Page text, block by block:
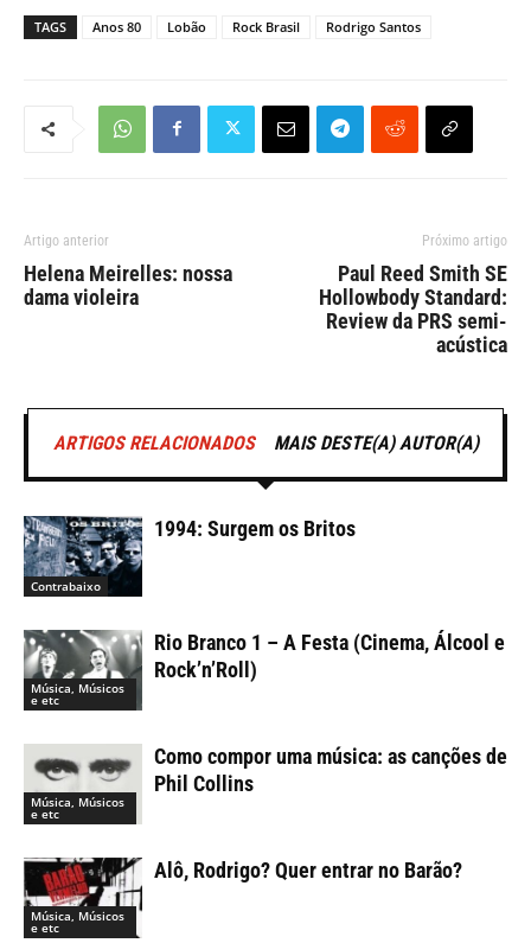
TAGS Anos 80 Lobão Rock Brasil Rodrigo Santos
Artigo anterior
Helena Meirelles: nossa
dama violeira
Próximo artigo
Paul Reed Smith SE
Hollowbody Standard:
Review da PRS semi-
acústica
ARTIGOS RELACIONADOS MAIS DESTE(A) AUTOR(A)
Contrabaixo
1994: Surgem os Britos
Música, Músicos
e etc
Rio Branco 1 – A Festa (Cinema, Álcool e
Rock’n’Roll)
Música, Músicos
e etc
Como compor uma música: as canções de
Phil Collins
Música, Músicos
e etc
Alô, Rodrigo? Quer entrar no Barão?